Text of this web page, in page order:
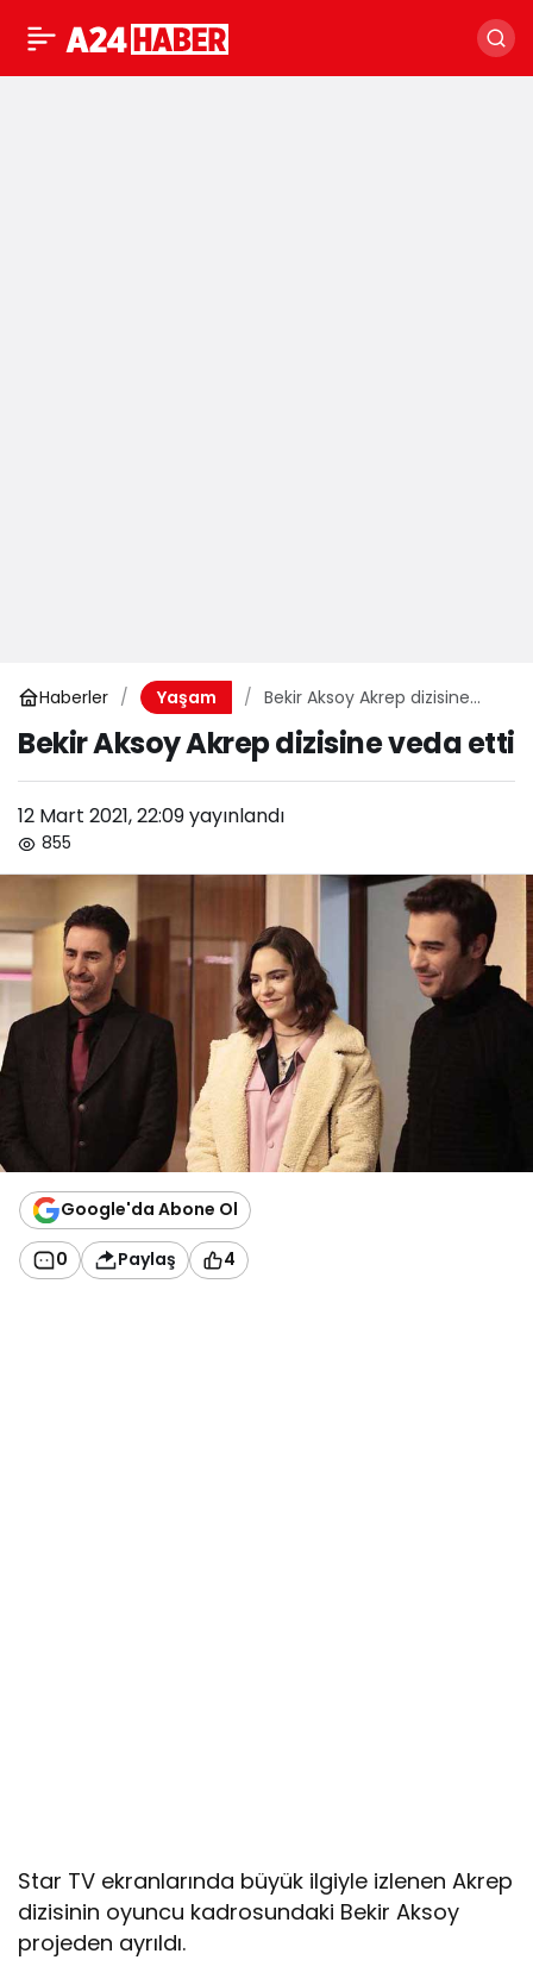
Haberler Yaşam
Bekir Aksoy Akrep dizisine
Bekir Aksoy Akrep dizisine veda etti
12 Mart 2021, 22:09yayınlandı
855
Google'da Abone Ol
0 Paylaş 4
Star TV ekranlarında büyük ilgiyle izlenen Akrep
dizisinin oyuncu kadrosundaki Bekir Aksoy
projeden ayrıldı.